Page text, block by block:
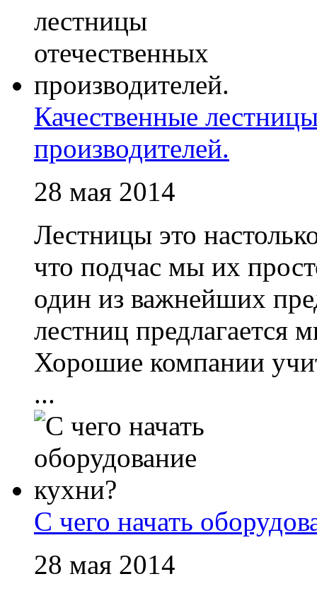
Качественные
производителей.
28 мая 2014
Лестницы это
что подчас мы их
один из важнейших
лестниц предлагается
Хорошие компании
...
С чего начать
28 мая 2014